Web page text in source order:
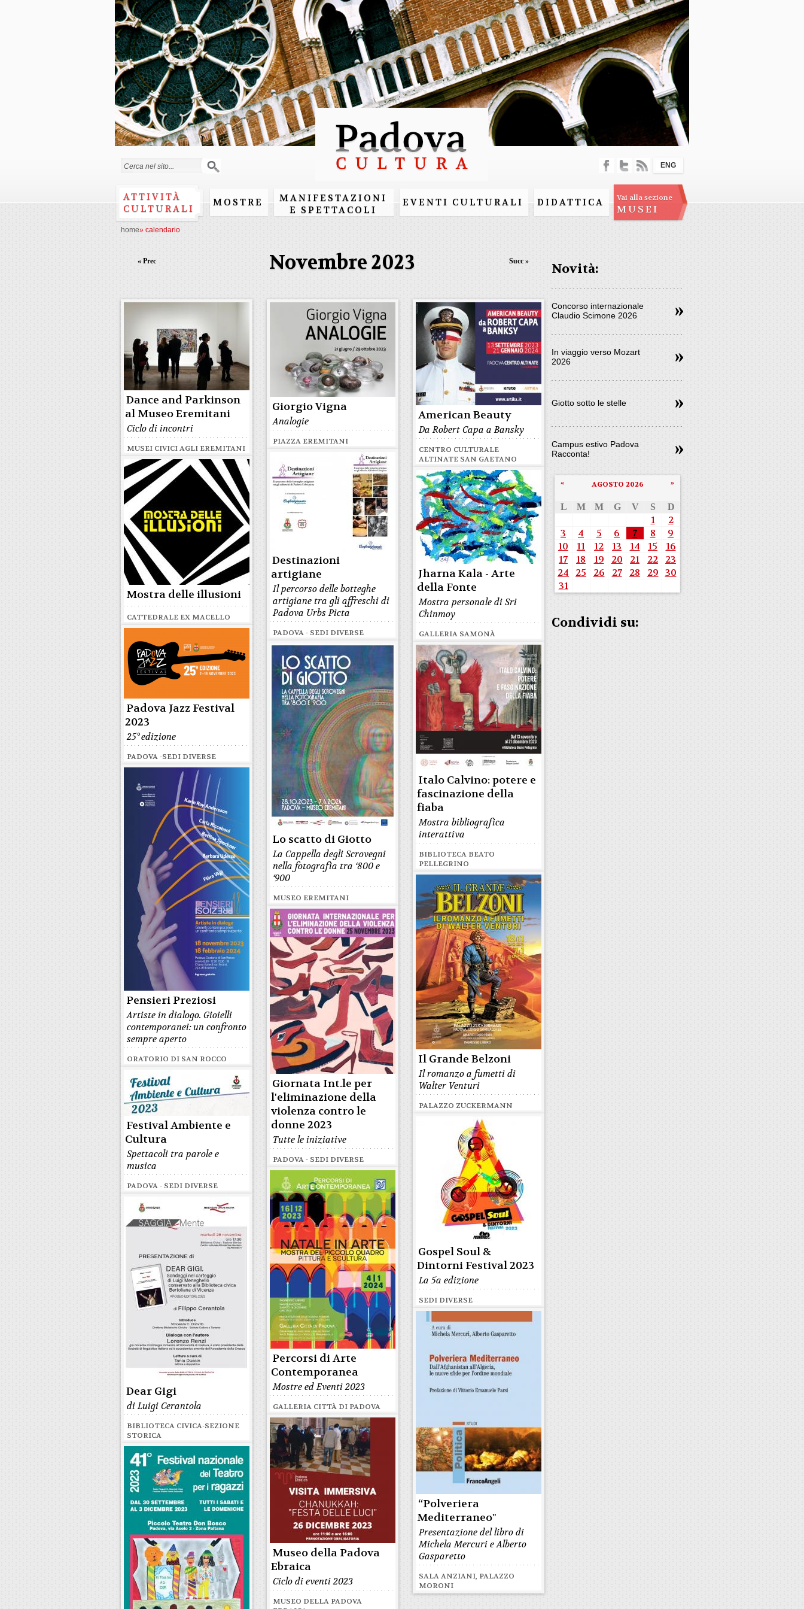
Salta al
contenuto
principale
Form di ricerca
ATTIVITÀ
CULTURALI
MOSTRE
MANIFESTAZIONI
E SPETTACOLI
EVENTI CULTURALI DIDATTICA Vai alla sezione
MUSEI
ENG
home» calendario
Novembre 2023
« Prec Succ »
Dance and Parkinson
al Museo Eremitani
Ciclo di incontri
MUSEI CIVICI AGLI EREMITANI
Giorgio Vigna
Analogie
PIAZZA EREMITANI
American Beauty
Da Robert Capa a Bansky
CENTRO CULTURALE
ALTINATE SAN GAETANO
Destinazioni
artigiane
Il percorso delle botteghe
artigiane tra gli affreschi di
Padova Urbs Picta
PADOVA - SEDI DIVERSE
Mostra delle illusioni
CATTEDRALE EX MACELLO
Jharna Kala - Arte
della Fonte
Mostra personale di Sri
Chinmoy
GALLERIA SAMONÀ
Padova Jazz Festival
2023
25° edizione
PADOVA -SEDI DIVERSE
Lo scatto di Giotto
La Cappella degli Scrovegni
nella fotografia tra ‘800 e
‘900
MUSEO EREMITANI
Italo Calvino: potere e
fascinazione della
fiaba
Mostra bibliografica
interattiva
BIBLIOTECA BEATO
PELLEGRINO
Pensieri Preziosi
Artiste in dialogo. Gioielli
contemporanei: un confronto
sempre aperto
ORATORIO DI SAN ROCCO Il Grande Belzoni
Il romanzo a fumetti di
Walter Venturi
PALAZZO ZUCKERMANN
Giornata Int.le per
l'eliminazione della
violenza contro le
donne 2023
Tutte le iniziative
PADOVA - SEDI DIVERSE
Festival Ambiente e
Cultura
Spettacoli tra parole e
musica
PADOVA - SEDI DIVERSE
Gospel Soul &
Dintorni Festival 2023
La 5a edizione
SEDI DIVERSE
Percorsi di Arte
Contemporanea
Mostre ed Eventi 2023
GALLERIA CITTÀ DI PADOVA
Dear Gigi
di Luigi Cerantola
BIBLIOTECA CIVICA-SEZIONE
STORICA
“Polveriera
Mediterraneo"
Presentazione del libro di
Michela Mercuri e Alberto
Gasparetto
SALA ANZIANI, PALAZZO
MORONI
Museo della Padova
Ebraica
Ciclo di eventi 2023
MUSEO DELLA PADOVA
Novità:
Concorso internazionale
Claudio Scimone 2026
In viaggio verso Mozart
2026
Giotto sotto le stelle
Campus estivo Padova
Racconta!
AGOSTO 2026
« »
L M M G V S D
1
2
3
4 5 6 7 8
9
10
11 12 13 14 15
16
17
18 19 20 21 22
23
24
25 26 27 28 29 30
31
Condividi su: